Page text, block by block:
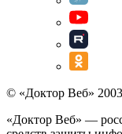
© «Доктор Веб»
«Доктор Веб» —